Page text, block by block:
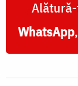
WhatsApp,